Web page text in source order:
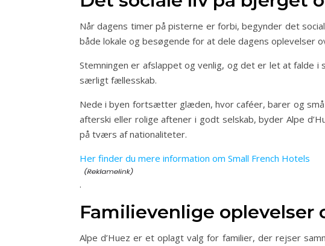
Når dagens timer på pisterne er forbi, begynder det
både lokale og besøgende for at dele dagens oplevelser
Stemningen er afslappet og venlig, og det er let at falde
særligt fællesskab.
Nede i byen fortsætter glæden, hvor caféer, barer og
afterski eller rolige aftener i godt selskab, byder Alpe
på tværs af nationaliteter.
Her finder du mere information om Small French Hotels
.
Familievenlige oplevelser
Alpe d’Huez er et oplagt valg for familier, der rejser